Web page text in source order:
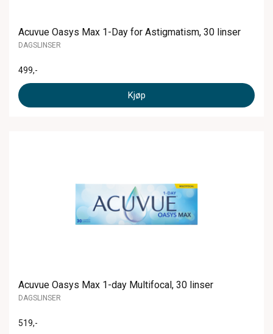
Acuvue Oasys Max 1-Day for Astigmatism, 30 linser
DAGSLINSER
499,-
Kjøp
Acuvue Oasys Max 1-day Multifocal, 30 linser
DAGSLINSER
519,-